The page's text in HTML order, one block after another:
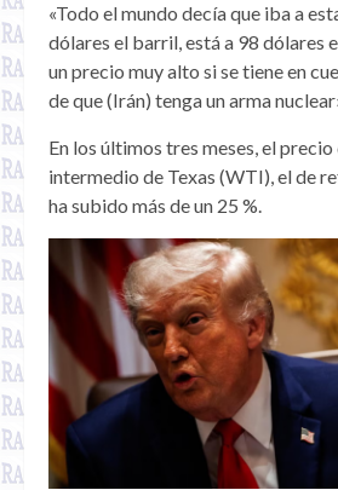
«Todo el mundo decía que iba a
dólares el barril, está a 98 dólares
un precio muy alto si se tiene en
de que (Irán) tenga un arma
En los últimos tres meses, el
intermedio de Texas (WTI), el de
ha subido más de un 25 %.